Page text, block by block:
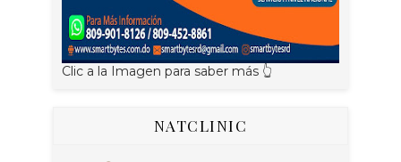
Clic a la Imagen para saber más 👆
NATCLINIC